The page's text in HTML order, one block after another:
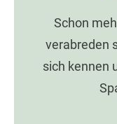
Schon
verabreden
sich kennen